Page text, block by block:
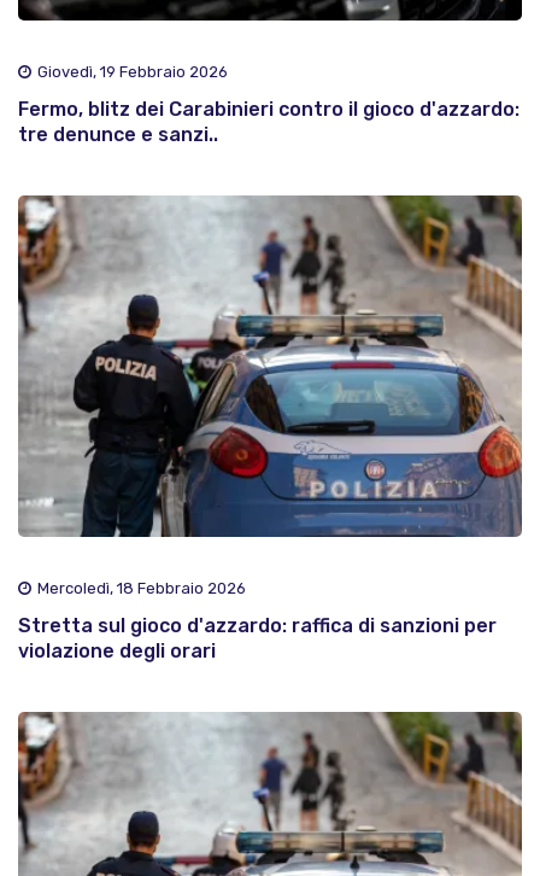
Giovedì, 19 Febbraio 2026
Fermo, blitz dei Carabinieri contro il gioco d'azzardo:
tre denunce e sanzi..
Mercoledì, 18 Febbraio 2026
Stretta sul gioco d'azzardo: raffica di sanzioni per
violazione degli orari